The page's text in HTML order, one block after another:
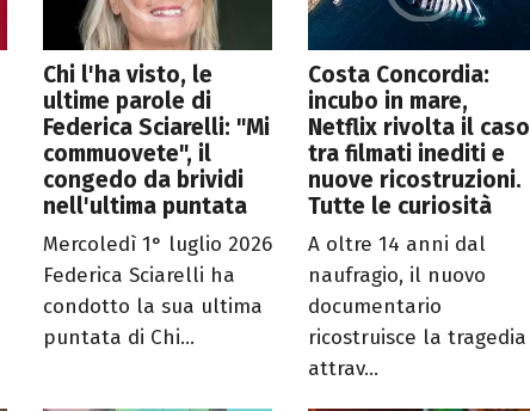
Chi l'ha visto, le
ultime parole di
Federica Sciarelli: "Mi
commuovete", il
congedo da brividi
nell'ultima puntata
Mercoledì 1° luglio 2026
Federica Sciarelli ha
condotto la sua ultima
puntata di Chi...
Costa Concordia:
incubo in mare,
Netflix rivolta il caso
tra filmati inediti e
nuove ricostruzioni.
Tutte le curiosità
A oltre 14 anni dal
naufragio, il nuovo
documentario
ricostruisce la tragedia
attrav...